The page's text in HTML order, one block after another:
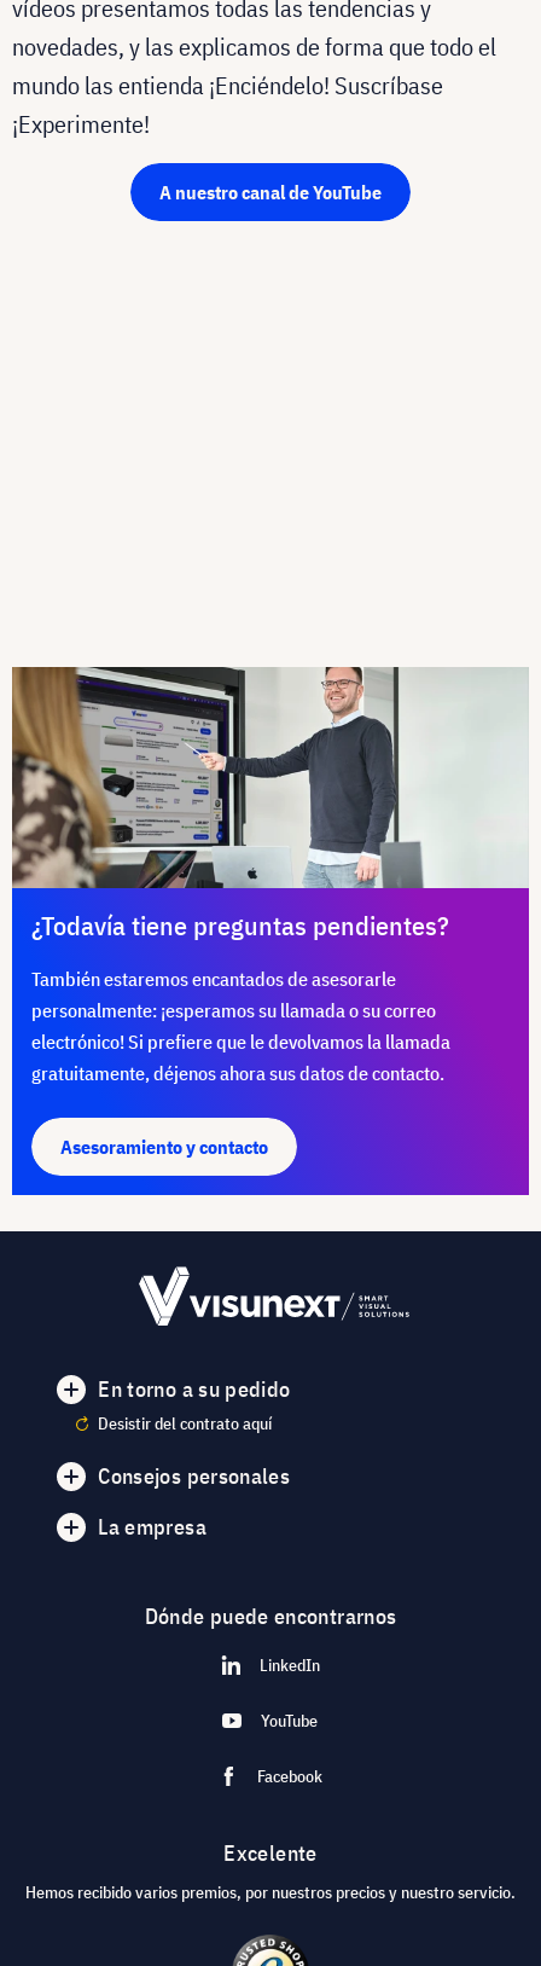
vídeos presentamos todas las tendencias y
novedades, y las explicamos de forma que todo el
mundo las entienda ¡Enciéndelo! Suscríbase
¡Experimente!
A nuestro canal de YouTube
¿Todavía tiene preguntas pendientes?
También estaremos encantados de asesorarle
personalmente: ¡esperamos su llamada o su correo
electrónico! Si prefiere que le devolvamos la llamada
gratuitamente, déjenos ahora sus datos de contacto.
Asesoramiento y contacto
En torno a su pedido
Desistir del contrato aquí
Consejos personales
La empresa
Dónde puede encontrarnos
LinkedIn
YouTube
Facebook
Excelente
Hemos recibido varios premios, por nuestros precios y nuestro servicio.